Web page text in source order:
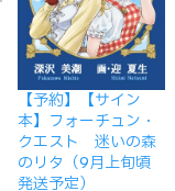
【予約】【サイン
本】フォーチュン・
クエスト 迷いの森
のリタ（9月上旬頃
発送予定）